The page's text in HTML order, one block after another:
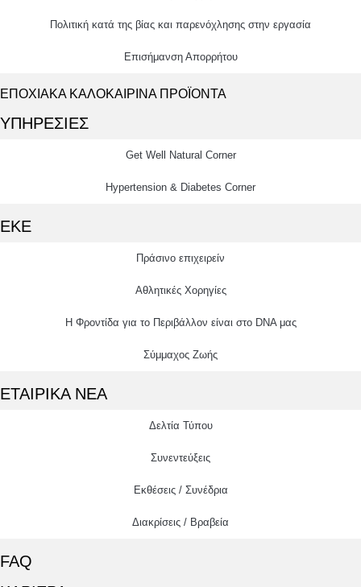
Πολιτική κατά της βίας και παρενόχλησης στην εργασία
Επισήμανση Απορρήτου
ΕΠΟΧΙΑΚΑ ΚΑΛΟΚΑΙΡΙΝΑ ΠΡΟΪΟΝΤΑ
ΥΠΗΡΕΣΙΕΣ
Get Well Natural Corner
Hypertension & Diabetes Corner
ΕΚΕ
Πράσινο επιχειρείν
Αθλητικές Χορηγίες
Η Φροντίδα για το Περιβάλλον είναι στο DNA μας
Σύμμαχος Ζωής
ΕΤΑΙΡΙΚΑ ΝΕΑ
Δελτία Τύπου
Συνεντεύξεις
Εκθέσεις / Συνέδρια
Διακρίσεις / Βραβεία
FAQ